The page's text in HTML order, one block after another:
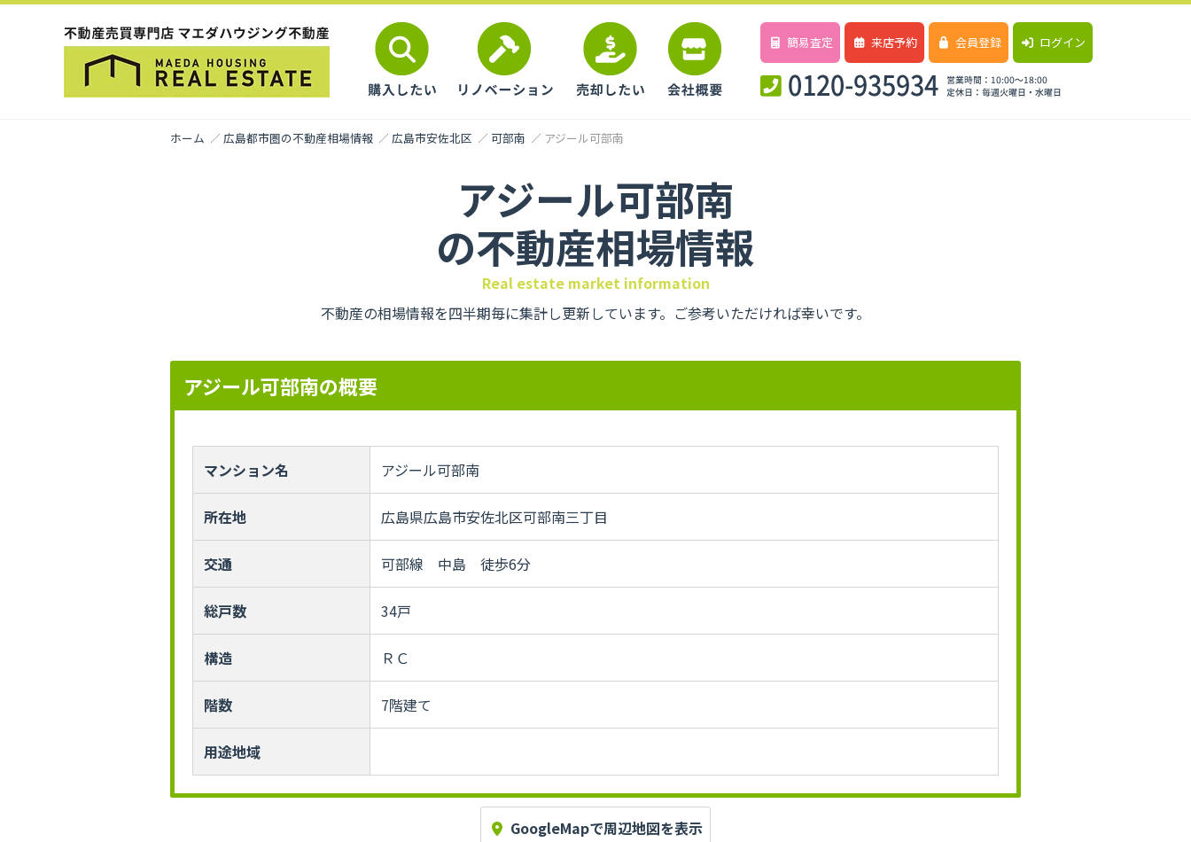
簡易査定 来店予約 会員登録 ログイン
ホーム 広島都市圏の不動産相場情報 広島市安佐北区 可部南 アジール可部南
アジール可部南
の不動産相場情報
Real estate market information
不動産の相場情報を四半期毎に集計し更新しています。ご参考いただければ幸いです。
アジール可部南の概要
マンション名 アジール可部南
所在地 広島県広島市安佐北区可部南三丁目
交通 可部線 中島 徒歩6分
総戸数 34戸
構造 ＲＣ
階数 7階建て
用途地域
GoogleMapで周辺地図を表示